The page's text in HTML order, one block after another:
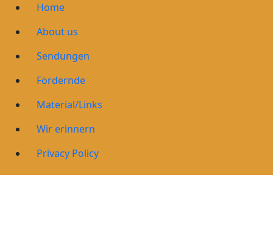
Home
About us
Sendungen
Fördernde
Material/Links
Wir erinnern
Privacy Policy